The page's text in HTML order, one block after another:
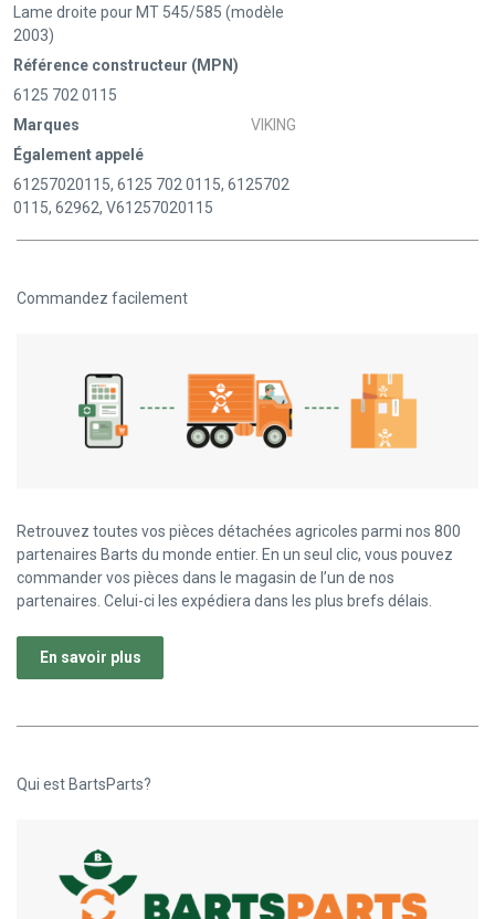
Lame droite pour MT 545/585 (modèle
2003)
Référence constructeur (MPN)
6125 702 0115
Marques
VIKING
Également appelé
61257020115, 6125 702 0115, 6125702
0115, 62962, V61257020115
Commandez facilement
Retrouvez toutes vos pièces détachées agricoles parmi nos 800
partenaires Barts du monde entier. En un seul clic, vous pouvez
commander vos pièces dans le magasin de l’un de nos
partenaires. Celui-ci les expédiera dans les plus brefs délais.
En savoir plus
Qui est BartsParts?